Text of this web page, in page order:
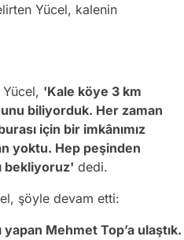
Yücel, kalenin
Yücel, 'Kale köye 3 km
biliyorduk. Her zaman
için bir imkânımız
yoktu. Hep peşinden
bekliyoruz' dedi.
şöyle devam etti:
Mehmet Top’a ulaştık.